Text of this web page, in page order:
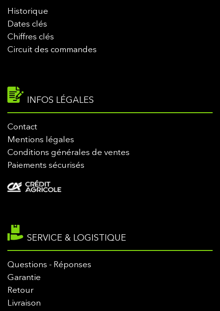
Historique
Dates clés
Chiffres clés
Circuit des commandes
INFOS LÉGALES
Contact
Mentions légales
Conditions générales de ventes
Paiements sécurisés
SERVICE & LOGISTIQUE
Questions - Réponses
Garantie
Retour
Livraison